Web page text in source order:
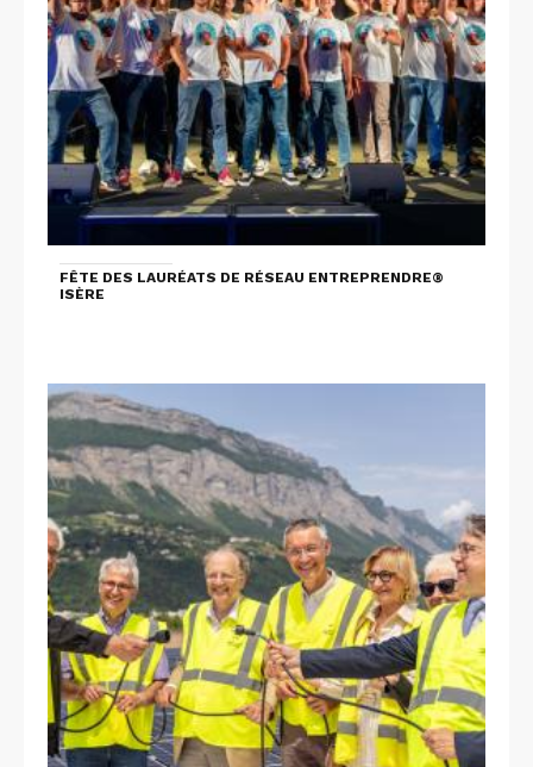
FÊTE DES LAURÉATS DE RÉSEAU ENTREPRENDRE®
ISÈRE